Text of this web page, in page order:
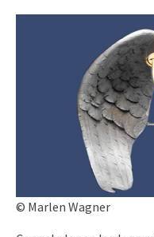
© Marlen Wagner